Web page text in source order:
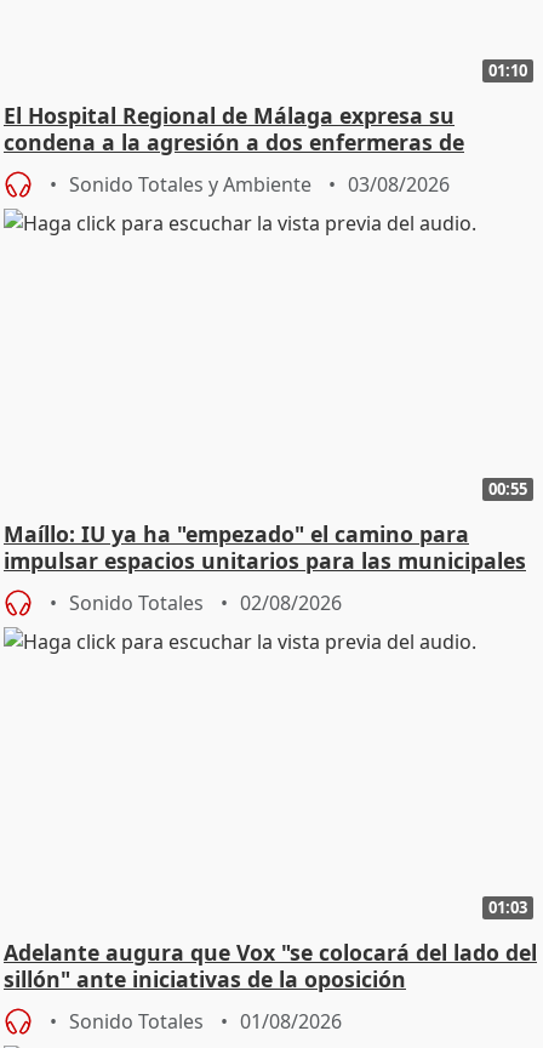
01:10
El Hospital Regional de Málaga expresa su
condena a la agresión a dos enfermeras de
Urgencias
Sonido Totales y Ambiente 03/08/2026
00:55
Maíllo: IU ya ha "empezado" el camino para
impulsar espacios unitarios para las municipales
Sonido Totales 02/08/2026
01:03
Adelante augura que Vox "se colocará del lado del
sillón" ante iniciativas de la oposición
Sonido Totales 01/08/2026